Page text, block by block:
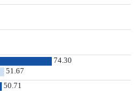
74.30
51.67
50.71